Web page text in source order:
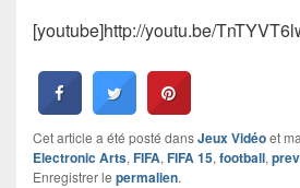
[youtube]http://youtu.be/
Cet article a été posté dansJeux Vidéoet
Electronic Arts, FIFA, FIFA 15, football,
Enregistrer le permalien.